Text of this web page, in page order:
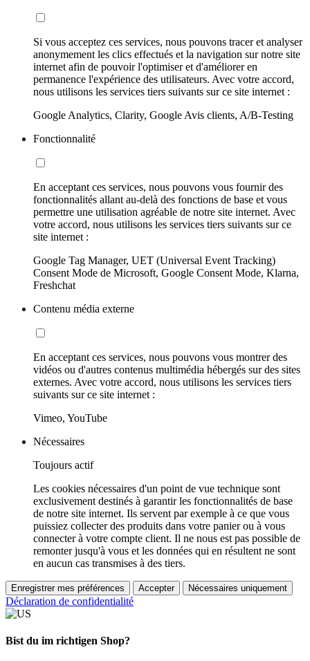
Si vous acceptez ces services, nous pouvons tracer et analyser
anonymement les clics effectués et la navigation sur notre site
internet afin de pouvoir l'optimiser et d'améliorer en
permanence l'expérience des utilisateurs. Avec votre accord,
nous utilisons les services tiers suivants sur ce site internet :
Google Analytics, Clarity, Google Avis clients, A/B-Testing
Fonctionnalité
En acceptant ces services, nous pouvons vous fournir des
fonctionnalités allant au-delà des fonctions de base et vous
permettre une utilisation agréable de notre site internet. Avec
votre accord, nous utilisons les services tiers suivants sur ce
site internet :
Google Tag Manager, UET (Universal Event Tracking)
Consent Mode de Microsoft, Google Consent Mode, Klarna,
Freshchat
Contenu média externe
En acceptant ces services, nous pouvons vous montrer des
vidéos ou d'autres contenus multimédia hébergés sur des sites
externes. Avec votre accord, nous utilisons les services tiers
suivants sur ce site internet :
Vimeo, YouTube
Nécessaires
Toujours actif
Les cookies nécessaires d'un point de vue technique sont
exclusivement destinés à garantir les fonctionnalités de base
de notre site internet. Ils servent par exemple à ce que vous
puissiez collecter des produits dans votre panier ou à vous
connecter à votre compte client. Il ne nous est pas possible de
remonter jusqu'à vous et les données qui en résultent ne sont
en aucun cas transmises à des tiers.
Enregistrer mes préférences Accepter Nécessaires uniquement
Déclaration de confidentialité
Bist du im richtigen Shop?